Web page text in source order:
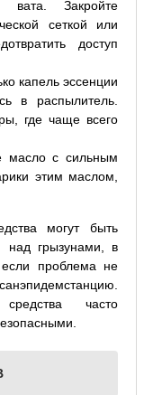
вата. Закройте
сеткой или
доступ
капель эссенции
в распылитель.
где чаще всего
масло с сильным
этим маслом,
могут быть
над грызунами, в
проблема не
часто